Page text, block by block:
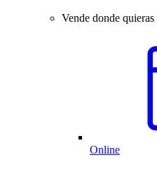
Vende donde quieras
Online